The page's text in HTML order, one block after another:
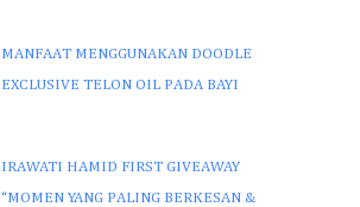
MANFAAT MENGGUNAKAN DOODLE
EXCLUSIVE TELON OIL PADA BAYI
IRAWATI HAMID FIRST GIVEAWAY
“MOMEN YANG PALING BERKESAN &